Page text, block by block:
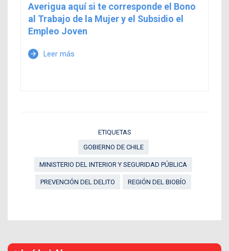
Averigua aquí si te corresponde el Bono
al Trabajo de la Mujer y el Subsidio el
Empleo Joven
arrow_forward Leer más
ETIQUETAS
GOBIERNO DE CHILE
MINISTERIO DEL INTERIOR Y SEGURIDAD PÚBLICA
PREVENCIÓN DEL DELITO REGIÓN DEL BIOBÍO